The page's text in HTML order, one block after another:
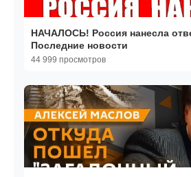
НАЧАЛОСЬ! Россия нанесла
Последние новости
44 999 просмотров